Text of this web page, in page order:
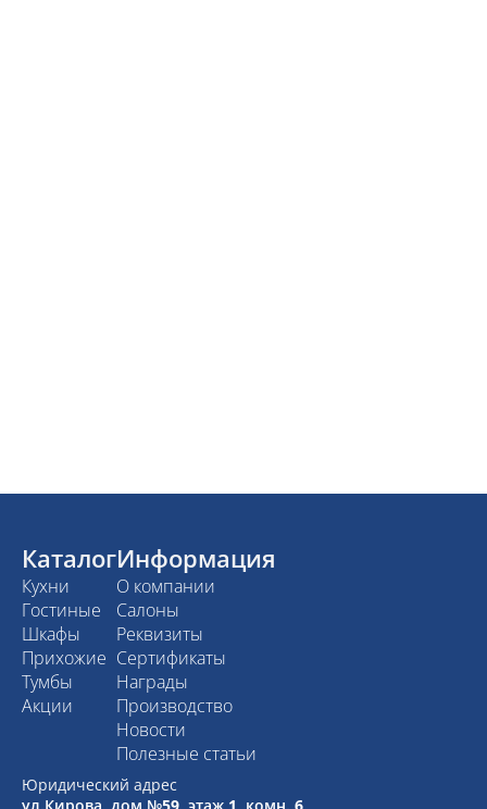
Каталог
Кухни
Гостиные
Шкафы
Прихожие
Тумбы
Акции
Информация
О компании
Салоны
Реквизиты
Сертификаты
Награды
Производство
Новости
Полезные статьи
Юридический адрес